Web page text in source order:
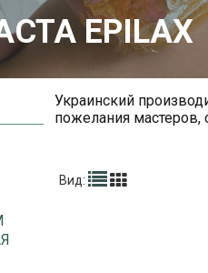
EPILAX
Украинский
пожелания мастеров,
Вид: